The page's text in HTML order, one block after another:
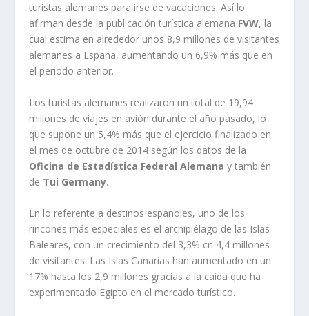
turistas alemanes para irse de vacaciones. Así lo
afirman desde la publicación turística alemana FVW, la
cual estima en alrededor unos 8,9 millones de visitantes
alemanes a España, aumentando un 6,9% más que en
el periodo anterior.
Los turistas alemanes realizaron un total de 19,94
millones de viajes en avión durante el año pasado, lo
que supone un 5,4% más que el ejercicio finalizado en
el mes de octubre de 2014 según los datos de la
Oficina de Estadística Federal Alemana y también
de Tui Germany.
En lo referente a destinos españoles, uno de los
rincones más especiales es el archipiélago de las Islas
Baleares, con un crecimiento del 3,3% cn 4,4 millones
de visitantes. Las Islas Canarias han aumentado en un
17% hasta los 2,9 millones gracias a la caída que ha
experimentado Egipto en el mercado turístico.